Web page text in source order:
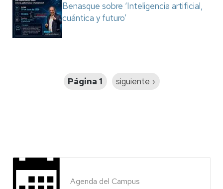
Benasque sobre ‘Inteligencia artificial,
cuántica y futuro’
Página 1
Siguiente
siguiente ›
Agenda del Campus